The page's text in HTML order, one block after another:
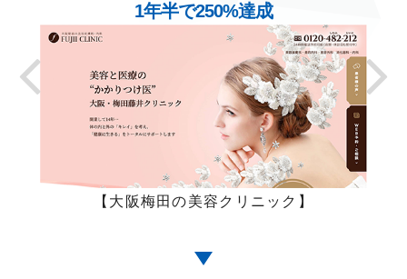
1年半で250%達成
【大阪梅田の美容クリニック】